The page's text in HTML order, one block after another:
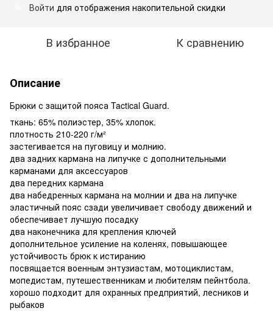
Войти для отображения накопительной скидки
В избранное К сравнению
Описание
Брюки с защитой пояса Tactical Guard.
ткань: 65% полиэстер, 35% хлопок.
плотность 210-220 г/м²
застегивается на пуговицу и молнию.
два задних кармана на липучке с дополнительными
карманами для аксессуаров
два передних кармана
два набедренных кармана на молнии и два на липучке
эластичный пояс сзади увеличивает свободу движений и
обеспечивает лучшую посадку
два наконечника для крепления ключей
дополнительное усиление на коленях, повышающее
устойчивость брюк к истиранию
посвящается военным энтузиастам, мотоциклистам,
мопедистам, путешественникам и любителям пейнтбола.
хорошо подходит для охранных предприятий, лесников и
рыбаков